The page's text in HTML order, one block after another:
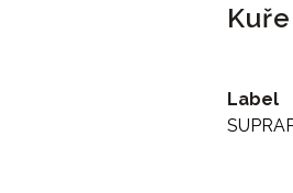
Label